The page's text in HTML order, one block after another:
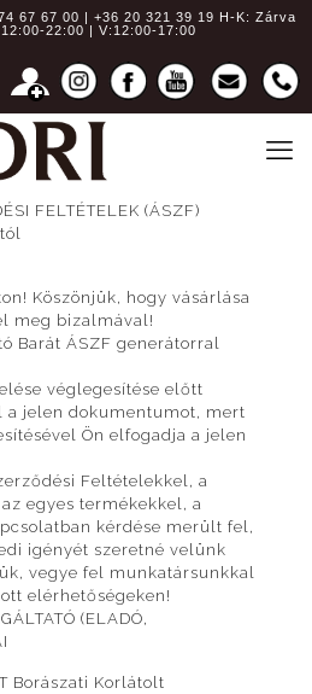
67 67 00 | +36 20 321 39 19 H-K: Zárva
22:00 | V:12:00-17:00
FELTÉTELEK (ÁSZF)
Köszönjük, hogy vásárlása
meg bizalmával!
Barát ÁSZF generátorral
véglegesítése előtt
a jelen dokumentumot, mert
Ön elfogadja a jelen
Feltételekkel, a
egyes termékekkel, a
kérdése merült fel,
igényét szeretné velünk
vegye fel munkatársunkkal
elérhetőségeken!
(ELADÓ,
Borászati Korlátolt